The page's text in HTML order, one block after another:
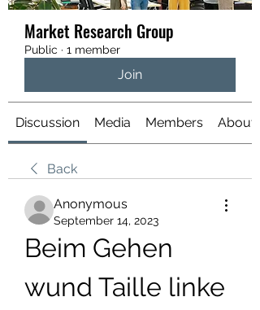
Market Research Group
Public · 1 member
Join
Discussion Media Members About
Back
Anonymous
September 14, 2023
Beim Gehen
wund Taille linke